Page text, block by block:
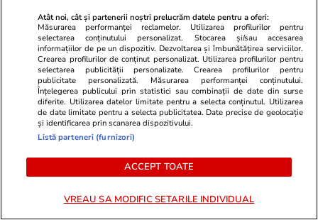
Lifestyle 03 aug.
Ce este pământul de diatomee
și cum se utilizează
Atât noi, cât și partenerii noștri prelucrăm datele pentru a oferi:
Măsurarea performanței reclamelor. Utilizarea profilurilor pentru
selectarea conținutului personalizat. Stocarea și/sau accesarea
informațiilor de pe un dispozitiv. Dezvoltarea și îmbunătățirea serviciilor.
Crearea profilurilor de conținut personalizat. Utilizarea profilurilor pentru
selectarea publicității personalizate. Crearea profilurilor pentru
publicitate personalizată. Măsurarea performanței conținutului.
Înțelegerea publicului prin statistici sau combinații de date din surse
diferite. Utilizarea datelor limitate pentru a selecta conținutul. Utilizarea
de date limitate pentru a selecta publicitatea. Date precise de geolocație
și identificarea prin scanarea dispozitivului.
Listă parteneri (furnizori)
ACCEPT TOATE
VREAU SA MODIFIC SETARILE INDIVIDUAL